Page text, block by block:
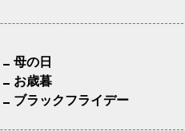
母の日
お歳暮
ブラックフライデー